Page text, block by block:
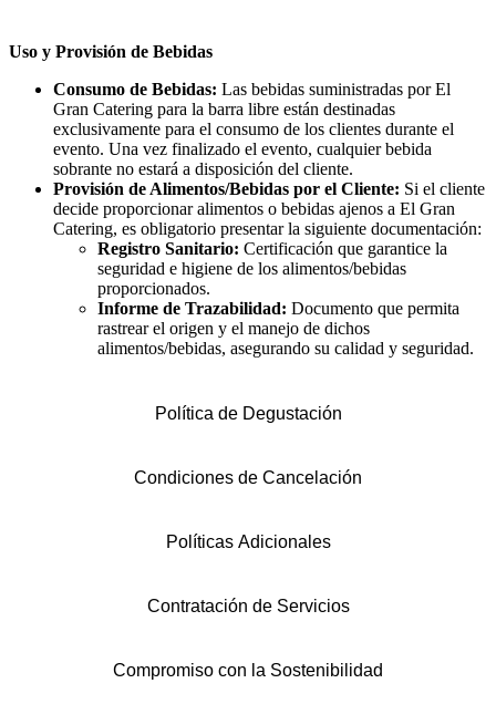
Política de Degustación
Condiciones de Cancelación
Políticas Adicionales
Contratación de Servicios
Compromiso con la Sostenibilidad
Uso y Provisión de Bebidas
Consumo de Bebidas: Las bebidas suministradas por El
Gran Catering para la barra libre están destinadas
exclusivamente para el consumo de los clientes durante el
evento. Una vez finalizado el evento, cualquier bebida
sobrante no estará a disposición del cliente.
Provisión de Alimentos/Bebidas por el Cliente: Si el cliente
decide proporcionar alimentos o bebidas ajenos a El Gran
Catering, es obligatorio presentar la siguiente documentación:
Registro Sanitario: Certificación que garantice la
seguridad e higiene de los alimentos/bebidas
proporcionados.
Informe de Trazabilidad: Documento que permita
rastrear el origen y el manejo de dichos
alimentos/bebidas, asegurando su calidad y seguridad.